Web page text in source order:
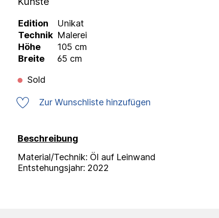
Edition
Unikat
Technik Malerei
Höhe
105 cm
Breite
65 cm
Sold
Zur Wunschliste hinzufügen
Beschreibung
Material/Technik: Öl auf Leinwand
Entstehungsjahr: 2022